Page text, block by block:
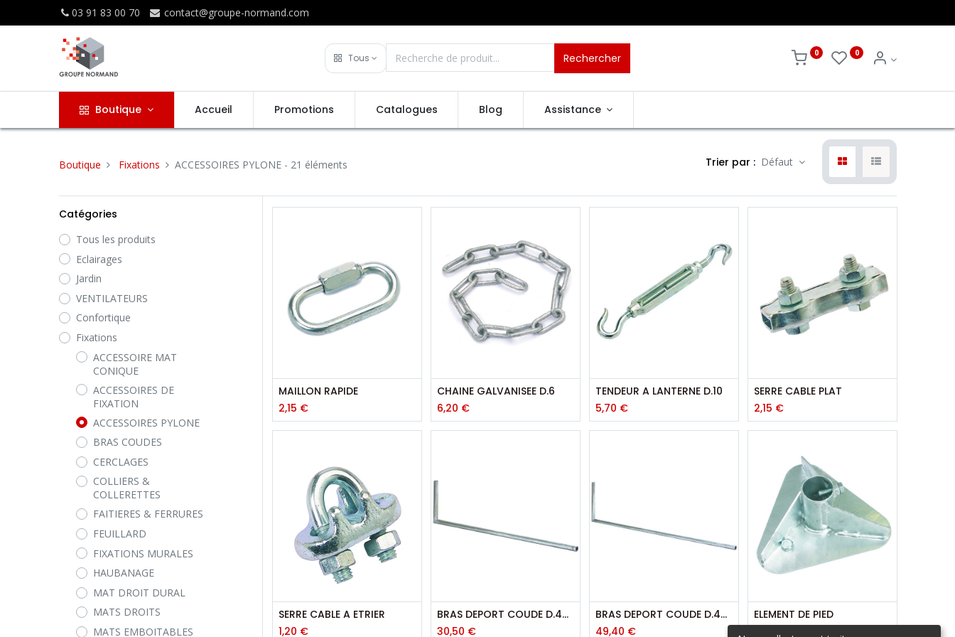
03 91 83 00 70 contact@groupe-normand.com
Tous Rechercher 0 0
Boutique Accueil Promotions Catalogues Blog Assistance
Boutique Fixations ACCESSOIRES PYLONE- 21 éléments Trier par : Défaut
Catégories
Tous les produits
Eclairages
Jardin
VENTILATEURS
Confortique
Fixations
ACCESSOIRE MAT
CONIQUE
ACCESSOIRES DE
FIXATION
ACCESSOIRES PYLONE
BRAS COUDES
CERCLAGES
COLLIERS &
COLLERETTES
FAITIERES & FERRURES
FEUILLARD
FIXATIONS MURALES
HAUBANAGE
MAT DROIT DURAL
MATS DROITS
MATS EMBOITABLES
MAILLON RAPIDE
2,15 €
CHAINE GALVANISEE D.6
6,20 €
TENDEUR A LANTERNE D.10
5,70 €
SERRE CABLE PLAT
2,15 €
SERRE CABLE A ETRIER
1,20 €
BRAS DEPORT COUDE D.40 - 1,5M X 0,400
30,50 €
BRAS DEPORT COUDE D.40 - 2M X 0,500
49,40 €
ELEMENT DE PIED